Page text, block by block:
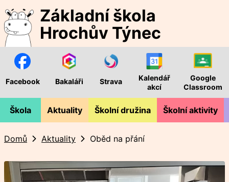
Základní škola
Hrochův Týnec
Facebook Bakaláři Strava
Kalendář
akcí
Google
Classroom
Škola Aktuality Školní družina Školní aktivity
Domů Aktuality Oběd na přání